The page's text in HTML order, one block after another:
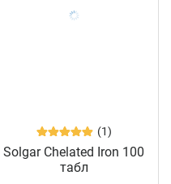
(1)
Solgar Chelated Iron 100
табл